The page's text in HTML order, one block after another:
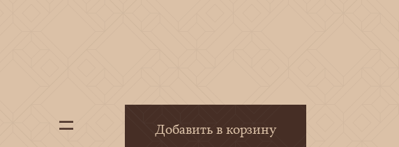
Добавить в корзину